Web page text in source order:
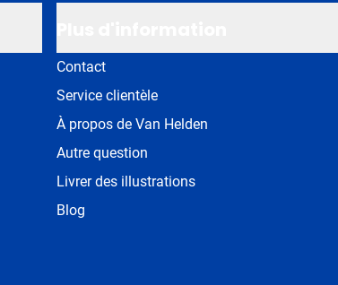
Contact
Service clientèle
À propos de Van Helden
Autre question
Livrer des illustrations
Blog